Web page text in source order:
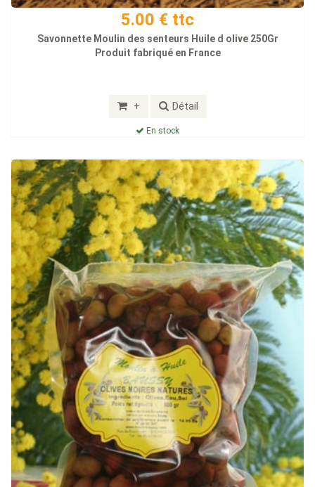
5.00 € ttc
Savonnette Moulin des senteurs Huile d olive 250Gr
Produit fabriqué en France
+ Détail
En stock